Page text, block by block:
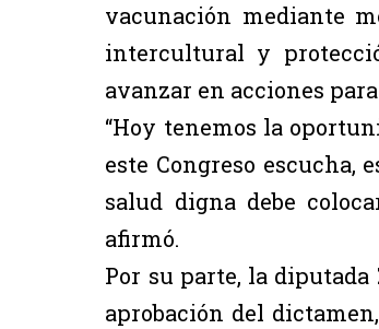
vacunación mediante
intercultural y
avanzar en acciones
“Hoy tenemos la
este Congreso escucha,
salud digna debe
afirmó.
Por su parte, la diputada
aprobación del